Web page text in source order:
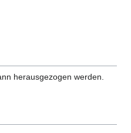
herausgezogen werden.